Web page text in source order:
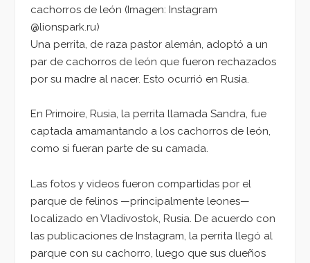
cachorros de león (Imagen: Instagram
@lionspark.ru)
Una perrita, de raza pastor alemán, adoptó a un
par de cachorros de león que fueron rechazados
por su madre al nacer. Esto ocurrió en Rusia.
En Primoire, Rusia, la perrita llamada Sandra, fue
captada amamantando a los cachorros de león,
como si fueran parte de su camada.
Las fotos y videos fueron compartidas por el
parque de felinos —principalmente leones—
localizado en Vladivostok, Rusia. De acuerdo con
las publicaciones de Instagram, la perrita llegó al
parque con su cachorro, luego que sus dueños